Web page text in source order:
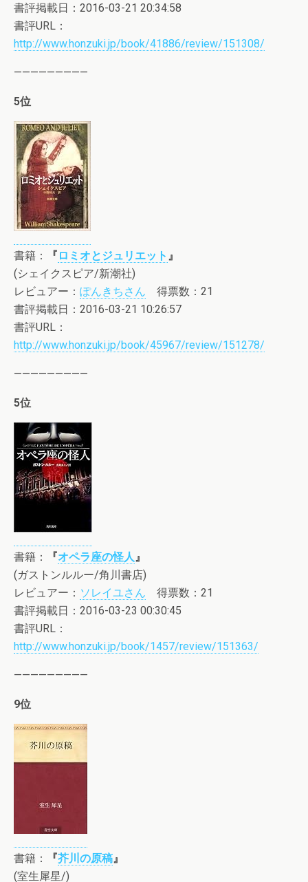
書評掲載日：2016-03-21 20:34:58
書評URL：
http://www.honzuki.jp/book/41886/review/151308/
—————————
5位
書籍： 『 ロミオとジュリエット 』
(シェイクスピア/新潮社)
レビュアー： ぽんきちさん 得票数：21
書評掲載日：2016-03-21 10:26:57
書評URL：
http://www.honzuki.jp/book/45967/review/151278/
—————————
5位
書籍： 『オペラ座の怪人』
(ガストンルルー/角川書店)
レビュアー： ソレイユさん 得票数：21
書評掲載日：2016-03-23 00:30:45
書評URL：
http://www.honzuki.jp/book/1457/review/151363/
—————————
9位
書籍： 『芥川の原稿』
(室生犀星/)